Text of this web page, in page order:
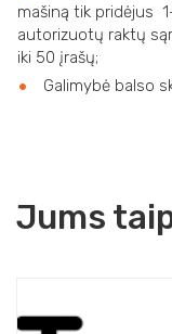
mašiną tik pridėjus
autorizuotų raktų
iki 50 įrašų;
Galimybė balso
Jums